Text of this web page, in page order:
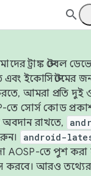
ট্রাঙ্ক স্টেবল
ইকোসিস্টেমের
আমরা প্রতি দুই
তে সোর্স কোড
রাখতে,
android-
AOSP-তে পুশ করা
করবে। আরও